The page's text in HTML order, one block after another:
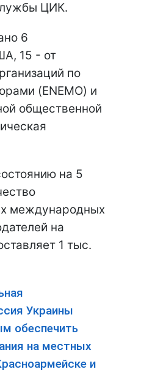
ЦИК.
6
15 - от
по
(ENEMO) и
общественной
на 5
международных
на
1 тыс.
Украины
обеспечить
на местных
и